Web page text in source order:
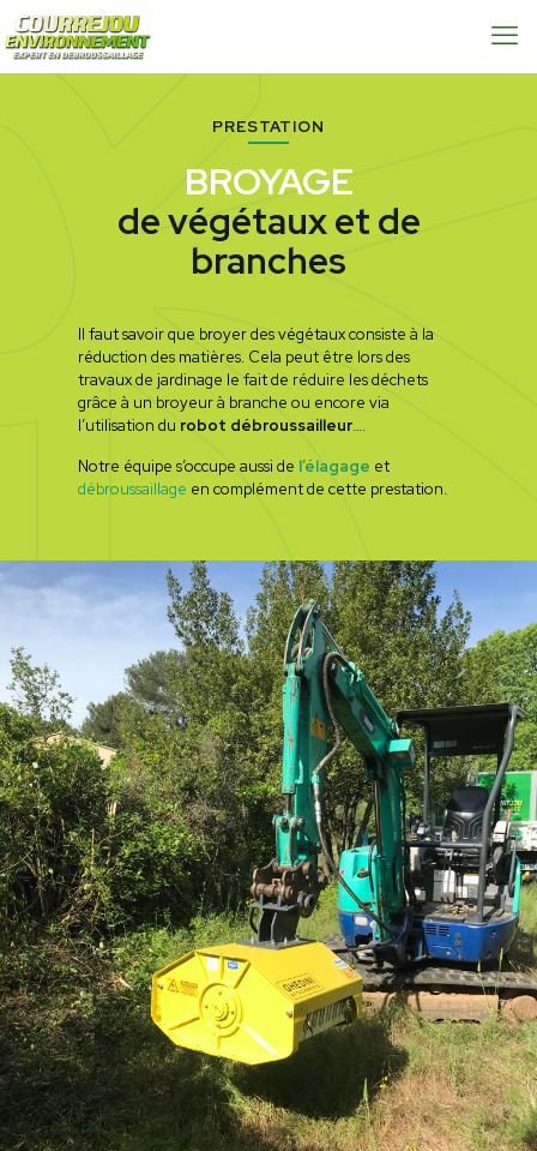
PRESTATION
BROYAGE
de végétaux et de
branches
Il faut savoir que broyer des végétaux consiste à la
réduction des matières. Cela peut être lors des
travaux de jardinage le fait de réduire les déchets
grâce à un broyeur à branche ou encore via
l’utilisation du robot débroussailleur….
Notre équipe s’occupe aussi de l’élagage et
débroussaillage en complément de cette prestation.